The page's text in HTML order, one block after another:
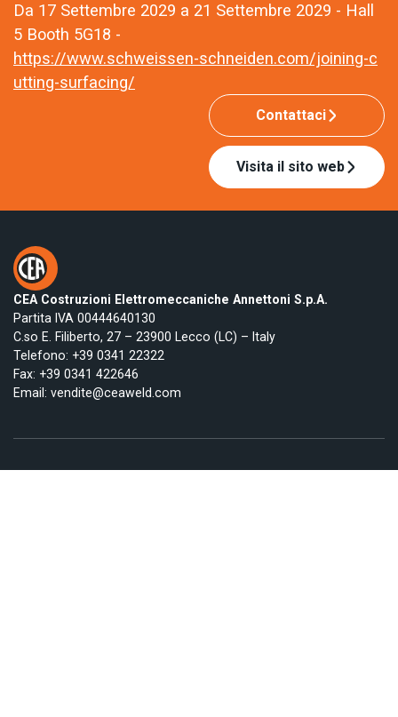
Da 17 Settembre 2029 a 21 Settembre 2029 - Hall
5 Booth 5G18 -
https://www.schweissen-schneiden.com/joining-c
utting-surfacing/
Contattaci
Visita il sito web
CEA Costruzioni Elettromeccaniche Annettoni S.p.A.
Partita IVA 00444640130
C.so E. Filiberto, 27 – 23900 Lecco (LC) – Italy
Telefono: +39 0341 22322
Fax: +39 0341 422646
Email: vendite@ceaweld.com